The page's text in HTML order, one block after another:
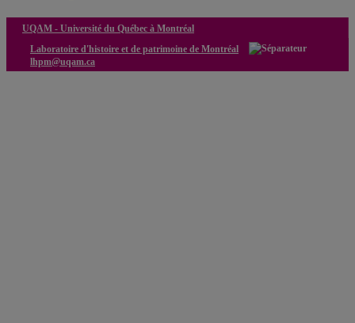
UQAM - Université du Québec à Montréal
Laboratoire d'histoire et de patrimoine de Montréal
lhpm@uqam.ca